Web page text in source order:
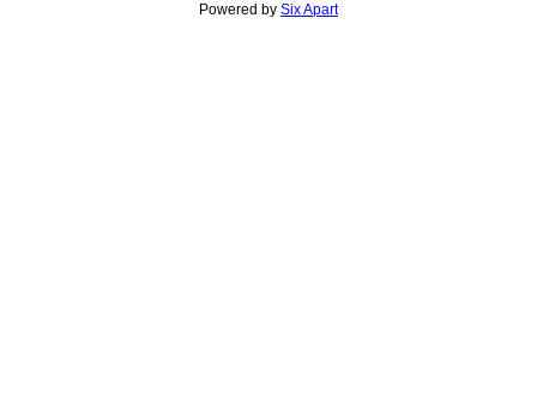
Powered by Six Apart